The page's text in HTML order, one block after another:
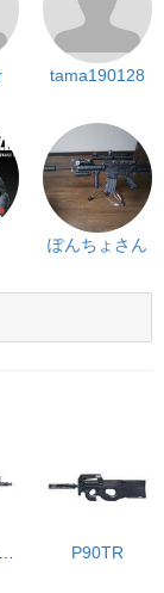
tama190128
ぽんちょさん
AK47 βスペツナズ P90TR